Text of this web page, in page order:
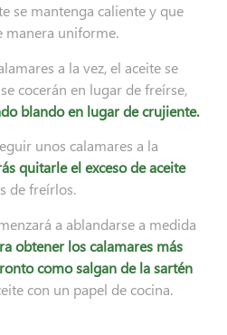
se mantenga caliente y que
manera uniforme.
a la vez, el aceite se
cocerán en lugar de freírse,
blando en lugar de crujiente.
unos calamares a la
quitarle el exceso de aceite
de freírlos.
a ablandarse a medida
obtener los calamares más
como salgan de la sartén
con un papel de cocina.